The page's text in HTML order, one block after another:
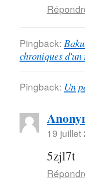
Pingback:
chroniques d'un
Pingback: Un
19 juillet
5zjl7t